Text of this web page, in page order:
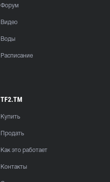
Форум
Видео
Воды
Расписание
TF2.TM
Купить
Продать
Как это работает
Контакты